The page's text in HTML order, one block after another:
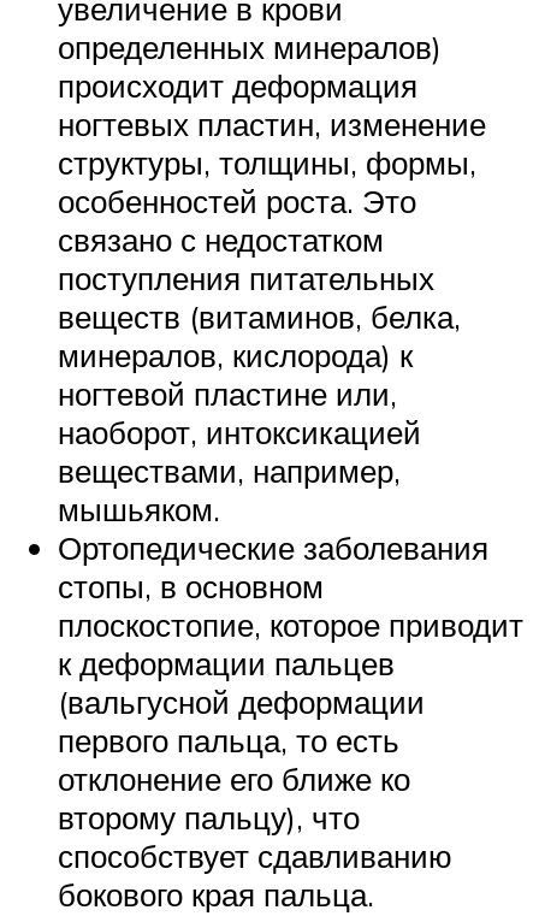
увеличение в крови
определенных минералов)
происходит деформация
ногтевых пластин, изменение
структуры, толщины, формы,
особенностей роста. Это
связано с недостатком
поступления питательных
веществ (витаминов, белка,
минералов, кислорода) к
ногтевой пластине или,
наоборот, интоксикацией
веществами, например,
мышьяком.
Ортопедические заболевания
стопы, в основном
плоскостопие, которое приводит
к деформации пальцев
(вальгусной деформации
первого пальца, то есть
отклонение его ближе ко
второму пальцу), что
способствует сдавливанию
бокового края пальца.